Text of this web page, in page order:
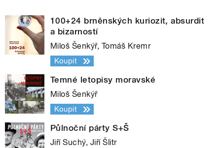
100+24 brněnských kuriozit, absurdit
a bizarností
Miloš Šenkýř, Tomáš Kremr
Koupit
Temné letopisy moravské
Miloš Šenkýř
Koupit
Půlnoční párty S+Š
Jiří Suchý, Jiří Šlitr